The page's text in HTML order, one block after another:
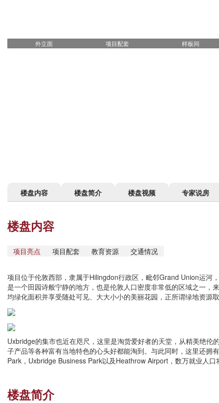
外立面 项目配套 样板间
楼盘内容 楼盘简介 楼盘视频 专家说房
楼盘内容
项目亮点 项目配套 教育资源 交通情况
项目位于伦敦西部，隶属于Hilingdon行政区，毗邻Grand Union运河
是一个田园诗般宁静的地方，也是伦敦人口密度非常低的区域之一，
均绿化面积并享受随处可见、大大小小的美丽花园，正所谓绿地资源
Uxbridge的集市也近在咫尺，这里是淘货爱好者的天堂，从精美绝伦
子产品等各种富有当地特色的心头好都能淘到。与此同时，这里还拥
Park，Uxbridge Business Park以及Heathrow Airport，数万就业人口
楼盘简介